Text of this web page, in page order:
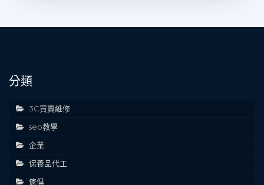
分類
3C買賣維修
seo教學
企業
保養品代工
傢俱